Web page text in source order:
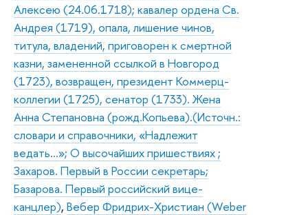
Алексею (24.06.1718); кавалер ордена Св.
Андрея (1719), опала, лишение чинов,
титула, владений, приговорен к смертной
казни, замененной ссылкой в Новгород
(1723), возвращен, президент Коммерц-
коллегии (1725), сенатор (1733). Жена
Анна Степановна (рожд.Копьева).(Источн.:
словари и справочники, «Надлежит
ведать…»; О высочайших пришествиях ;
Захаров. Первый в России секретарь;
Базарова. Первый российский вице-
канцлер), Вебер Фридрих-Христиан (Weber